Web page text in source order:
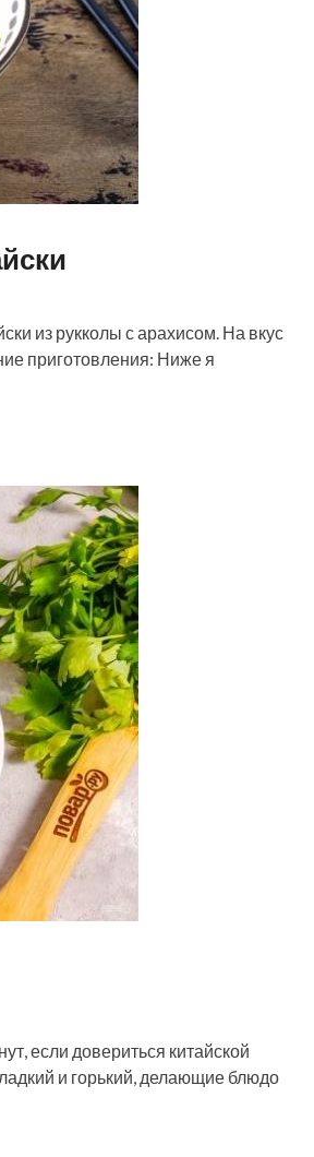
из рукколы с арахисом. На вкус
приготовления: Ниже я
если довериться китайской
и горький, делающие блюдо